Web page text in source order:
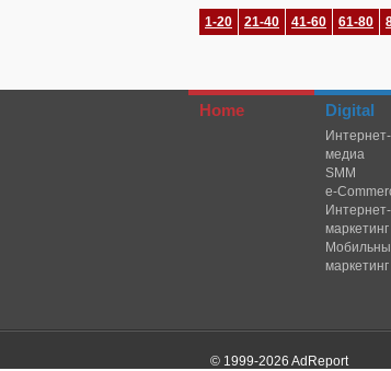
1-20 21-40 41-60 61-80
Home Digital
Интернет-
медиа
SMM
e-
Интернет-
маркетинг
маркетинг
© 1999-2026 AdReport